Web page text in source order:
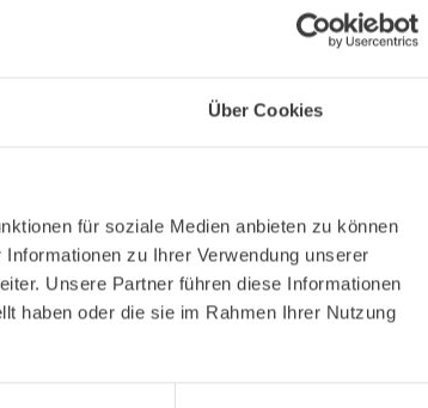
Über Cookies
für soziale Medien anbieten zu können
zu Ihrer Verwendung unserer
Unsere Partner führen diese Informationen
haben oder die sie im Rahmen Ihrer Nutzung